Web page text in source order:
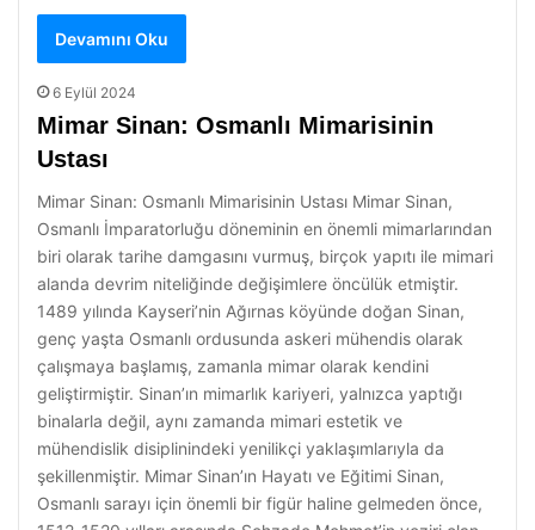
Devamını Oku
6 Eylül 2024
Mimar Sinan: Osmanlı Mimarisinin
Ustası
Mimar Sinan: Osmanlı Mimarisinin Ustası Mimar Sinan,
Osmanlı İmparatorluğu döneminin en önemli mimarlarından
biri olarak tarihe damgasını vurmuş, birçok yapıtı ile mimari
alanda devrim niteliğinde değişimlere öncülük etmiştir.
1489 yılında Kayseri’nin Ağırnas köyünde doğan Sinan,
genç yaşta Osmanlı ordusunda askeri mühendis olarak
çalışmaya başlamış, zamanla mimar olarak kendini
geliştirmiştir. Sinan’ın mimarlık kariyeri, yalnızca yaptığı
binalarla değil, aynı zamanda mimari estetik ve
mühendislik disiplinindeki yenilikçi yaklaşımlarıyla da
şekillenmiştir. Mimar Sinan’ın Hayatı ve Eğitimi Sinan,
Osmanlı sarayı için önemli bir figür haline gelmeden önce,